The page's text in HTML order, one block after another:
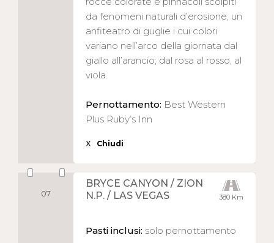
da fenomeni naturali d’erosione, un
anfiteatro di guglie i cui colori
variano nell’arco della giornata dal
giallo all’arancio, dal rosa al rosso, al
viola.
Pernottamento: Best Western
Plus Ruby’s Inn
X Chiudi
07 380 Km
BRYCE CANYON / ZION
N.P. / LAS VEGAS
Pasti inclusi: solo pernottamento